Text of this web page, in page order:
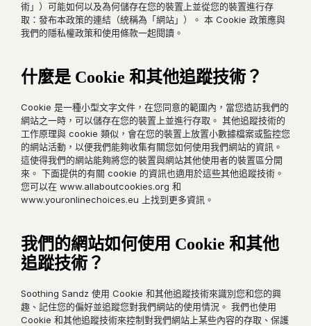
術」）可能如何以及為何儲存在您的裝置上並從您的裝置進行存
取：發布本政策的連結（統稱為「網站」）。 本 Cookie 政策應與
我們的隱私權政策和使用條款一起閱讀。
什麼是 Cookie 和其他追蹤技術？
Cookie 是一種小型文字文件，在您同意的範圍內，當您造訪我們的
網站之一時，可以儲存在您的裝置上並進行存取。 其他追蹤技術的
工作原理與 cookie 類似，會在您的裝置上放置小數據檔案或監控您
的網站活動，以便我們能夠收集有關您如何使用我們網站的資訊。
這使得我們的網站能夠將您的裝置與網站其他使用者的裝置區分開
來。 下面提供的有關 cookie 的資訊也適用於這些其他追蹤技術。
您可以在 www.allaboutcookies.org 和
www.youronlinechoices.eu 上找到更多資訊。
我們的網站如何使用 Cookie 和其他
追蹤技術？
Soothing Sandz 使用 Cookie 和其他追蹤技術來識別您和您的興
趣、記住您的偏好並追蹤您對我們網站的使用情況。 我們也使用
Cookie 和其他追蹤技術來控制對我們網站上某些內容的存取、保護